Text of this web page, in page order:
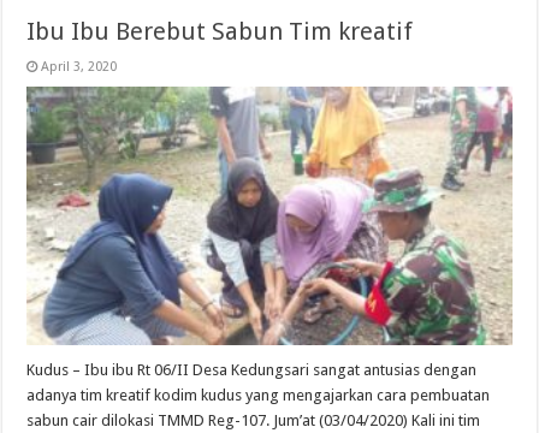
Ibu Ibu Berebut Sabun Tim kreatif
April 3, 2020
Kudus – Ibu ibu Rt 06/II Desa Kedungsari sangat antusias dengan
adanya tim kreatif kodim kudus yang mengajarkan cara pembuatan
sabun cair dilokasi TMMD Reg-107. Jum’at (03/04/2020) Kali ini tim